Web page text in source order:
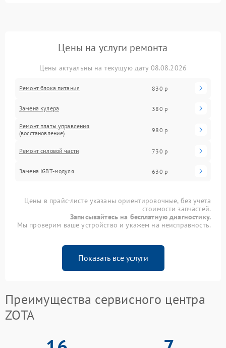
Цены на услуги ремонта
Цены актуальны на текущую дату 08.08.2026
Ремонт блока питания 830 р
Замена кулера 380 р
Ремонт платы управления
(восстановление)
980 р
Ремонт силовой части 730 р
Замена IGBT-модуля 630 р
Цены в прайс-листе указаны ориентировочные, без учета
стоимости запчастей.
Записывайтесь на бесплатную диагностику.
Мы проверим ваше устройство и укажем на неисправность.
Показать все услуги
Преимущества сервисного центра
ZOTA